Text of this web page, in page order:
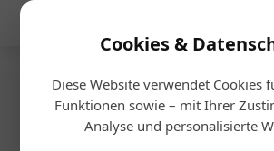
Cookies &
Diese Website verwendet Cookies
Funktionen sowie – mit Ihrer
Analyse und personalisierte
Startseite/Gastro & Hotel
So verkaufen Sie